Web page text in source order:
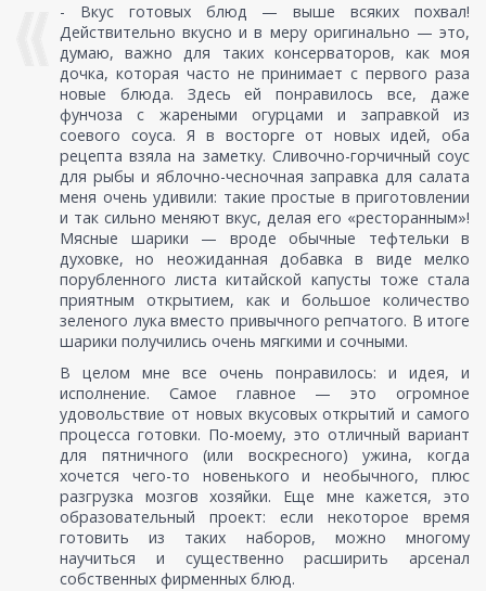
- Вкус готовых блюд — выше всяких похвал!
Действительно вкусно и в меру оригинально — это,
думаю, важно для таких консерваторов, как моя
дочка, которая часто не принимает с первого раза
новые блюда. Здесь ей понравилось все, даже
фунчоза с жареными огурцами и заправкой из
соевого соуса. Я в восторге от новых идей, оба
рецепта взяла на заметку. Сливочно-горчичный соус
для рыбы и яблочно-чесночная заправка для салата
меня очень удивили: такие простые в приготовлении
и так сильно меняют вкус, делая его «ресторанным»!
Мясные шарики — вроде обычные тефтельки в
духовке, но неожиданная добавка в виде мелко
порубленного листа китайской капусты тоже стала
приятным открытием, как и большое количество
зеленого лука вместо привычного репчатого. В итоге
шарики получились очень мягкими и сочными.
В целом мне все очень понравилось: и идея, и
исполнение. Самое главное — это огромное
удовольствие от новых вкусовых открытий и самого
процесса готовки. По-моему, это отличный вариант
для пятничного (или воскресного) ужина, когда
хочется чего-то новенького и необычного, плюс
разгрузка мозгов хозяйки. Еще мне кажется, это
образовательный проект: если некоторое время
готовить из таких наборов, можно многому
научиться и существенно расширить арсенал
собственных фирменных блюд.